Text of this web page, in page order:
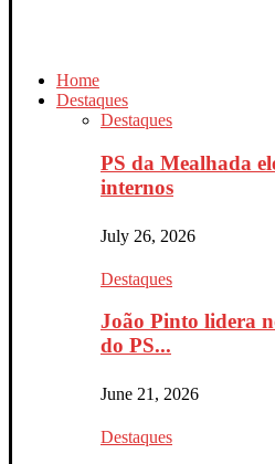
Home
Destaques
Destaques
PS da Mealhada
internos
July 26, 2026
Destaques
João Pinto lidera
do PS...
June 21, 2026
Destaques